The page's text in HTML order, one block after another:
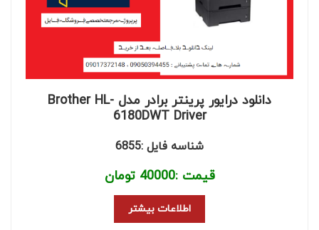
دانلود درایور پرینتر برادر مدل Brother HL-
6180DWT Driver
شناسه فایل :6855
قیمت :40000 تومان
اطلاعات بیشتر